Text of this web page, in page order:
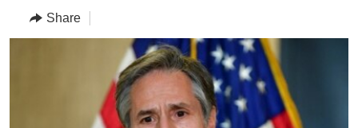
to
AMERICAS
MIDDLE EAST
HUMAN RIGHTS
SECURITY AND DEFENSE
AID AND DEVELOPMENT
DEMOCRACY AND GOVERNANCE
ARCHIVE
Share